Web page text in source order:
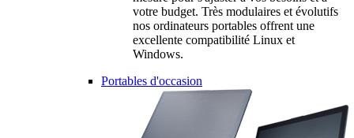
votre budget. Très modulaires et évolutifs
nos ordinateurs portables offrent une
excellente compatibilité Linux et
Windows.
Portables d'occasion